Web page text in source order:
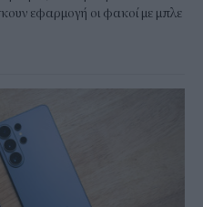
εφαρμογή οι φακοί με μπλε